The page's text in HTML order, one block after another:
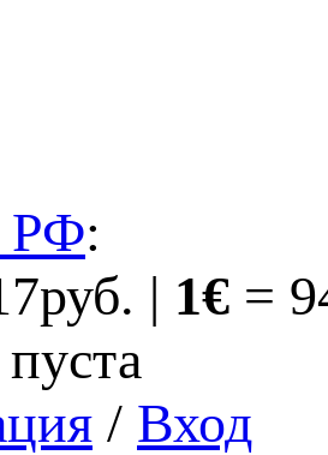
РФ:
| 1€ =
/ Вход